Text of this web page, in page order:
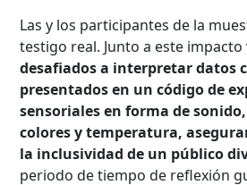
Las y los participantes de la
testigo real. Junto a este
desafiados a interpretar datos
presentados en un código de
sensoriales en forma de
colores y temperatura,
la inclusividad de un público
periodo de tiempo de reflexión